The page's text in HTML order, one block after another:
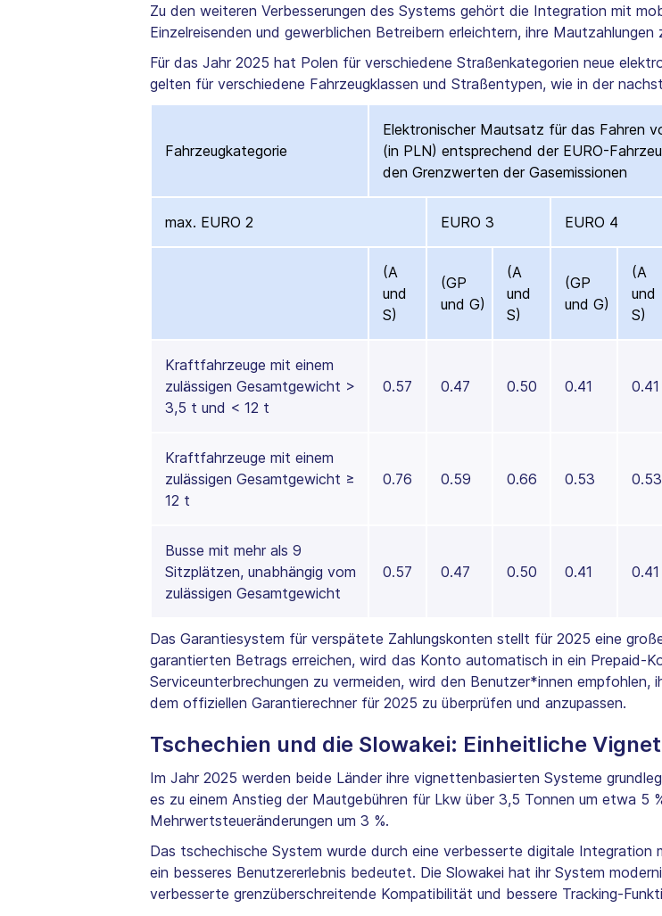
Zu den weiteren Verbesserungen des Systems gehört die Integration mit
Einzelreisenden und gewerblichen Betreibern erleichtern, ihre Mautzahlungen
Für das Jahr 2025 hat Polen für verschiedene Straßenkategorien neue
gelten für verschiedene Fahrzeugklassen und Straßentypen, wie in der
Fahrzeugkategorie
Elektronischer Mautsatz für das Fahren
(in PLN) entsprechend der EURO-
den Grenzwerten der Gasemissionen
max. EURO 2 EURO 3 EURO 4
(A
und
S)
(GP
und G)
(A
und
S)
(GP
und G)
(A
und
S)
Kraftfahrzeuge mit einem
zulässigen Gesamtgewicht >
3,5 t und < 12 t
0.57 0.47 0.50 0.41 0.41
Kraftfahrzeuge mit einem
zulässigen Gesamtgewicht ≥
12 t
0.76 0.59 0.66 0.53 0.53
Busse mit mehr als 9
Sitzplätzen, unabhängig vom
zulässigen Gesamtgewicht
0.57 0.47 0.50 0.41 0.41
Das Garantiesystem für verspätete Zahlungskonten stellt für 2025 eine
garantierten Betrags erreichen, wird das Konto automatisch in ein Prepaid-
Serviceunterbrechungen zu vermeiden, wird den Benutzer*innen
dem offiziellen Garantierechner für 2025 zu überprüfen und anzupassen.
Tschechien und die Slowakei: Einheitliche
Im Jahr 2025 werden beide Länder ihre vignettenbasierten Systeme
es zu einem Anstieg der Mautgebühren für Lkw über 3,5 Tonnen um etwa 5
Mehrwertsteueränderungen um 3 %.
Das tschechische System wurde durch eine verbesserte digitale Integration
ein besseres Benutzererlebnis bedeutet. Die Slowakei hat ihr System
verbesserte grenzüberschreitende Kompatibilität und bessere Tracking-